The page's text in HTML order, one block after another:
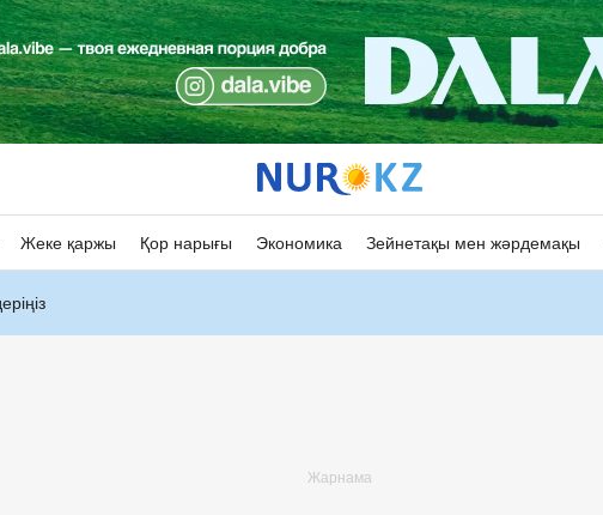
Жеке қаржы Қор нарығы Экономика Зейнетақы мен жәрдемақы